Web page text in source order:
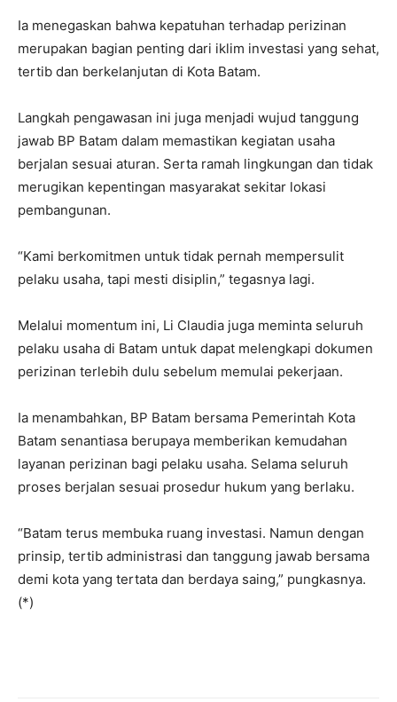
Ia menegaskan bahwa kepatuhan terhadap perizinan
merupakan bagian penting dari iklim investasi yang sehat,
tertib dan berkelanjutan di Kota Batam.
Langkah pengawasan ini juga menjadi wujud tanggung
jawab BP Batam dalam memastikan kegiatan usaha
berjalan sesuai aturan. Serta ramah lingkungan dan tidak
merugikan kepentingan masyarakat sekitar lokasi
pembangunan.
“Kami berkomitmen untuk tidak pernah mempersulit
pelaku usaha, tapi mesti disiplin,” tegasnya lagi.
Melalui momentum ini, Li Claudia juga meminta seluruh
pelaku usaha di Batam untuk dapat melengkapi dokumen
perizinan terlebih dulu sebelum memulai pekerjaan.
Ia menambahkan, BP Batam bersama Pemerintah Kota
Batam senantiasa berupaya memberikan kemudahan
layanan perizinan bagi pelaku usaha. Selama seluruh
proses berjalan sesuai prosedur hukum yang berlaku.
“Batam terus membuka ruang investasi. Namun dengan
prinsip, tertib administrasi dan tanggung jawab bersama
demi kota yang tertata dan berdaya saing,” pungkasnya.
(*)